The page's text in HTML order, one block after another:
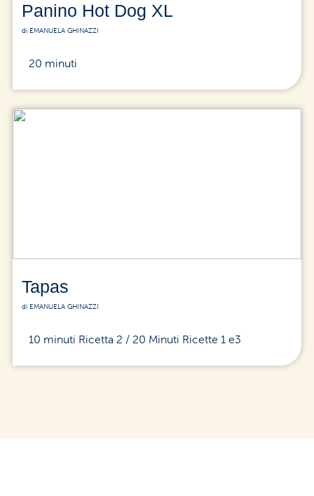
Panino Hot Dog XL
di EMANUELA GHINAZZI
20 minuti
Tapas
di EMANUELA GHINAZZI
10 minuti Ricetta 2 / 20 Minuti Ricette 1 e3